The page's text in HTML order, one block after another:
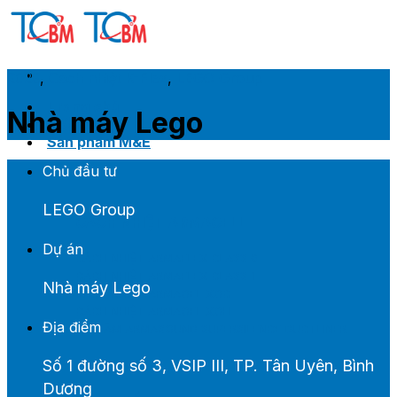
Skip
Trang chủ
Giới thiệu
Sản phẩm M&E
CÁCH NHIỆT ARMACELL
CÁCH NHIỆT ARMAFLEX CLASS 0
CÁCH NHIỆT ARMAGEL XGC
TIÊU ÂM ARMASOUND SUPERSILENCE DUCTLINER
2023 , ,
Nhà máy Lego
Chủ đầu tư
LEGO Group
Dự án
Nhà máy Lego
Địa điểm
Số 1 đường số 3, VSIP III, TP. Tân Uyên, Bình
Dương